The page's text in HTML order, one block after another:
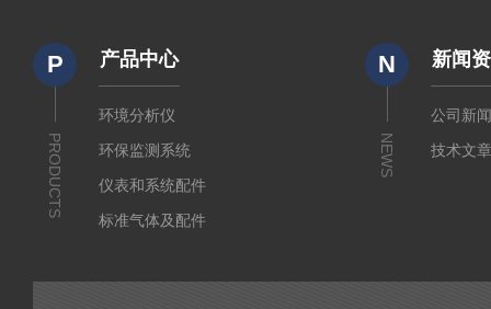
P
PRODUCTS
产品中心
环境分析仪
环保监测系统
仪表和系统配件
标准气体及配件
N
NEWS
新闻
公司新
技术文